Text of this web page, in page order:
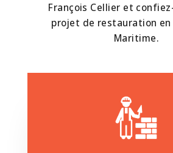
François Cellier et
projet de restauration en
Maritime.